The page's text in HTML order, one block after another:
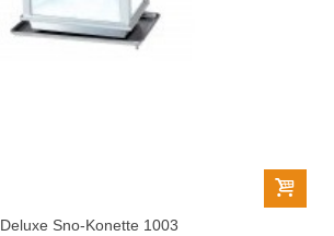
Deluxe Sno-Konette 1003